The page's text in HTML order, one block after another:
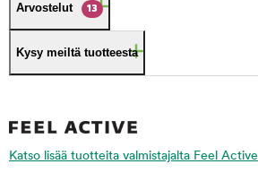
Arvostelut 13
Kysy meiltä tuotteesta
Katso lisää tuotteita valmistajalta Feel Active